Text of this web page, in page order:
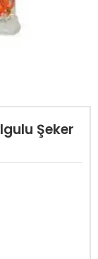
Şeker